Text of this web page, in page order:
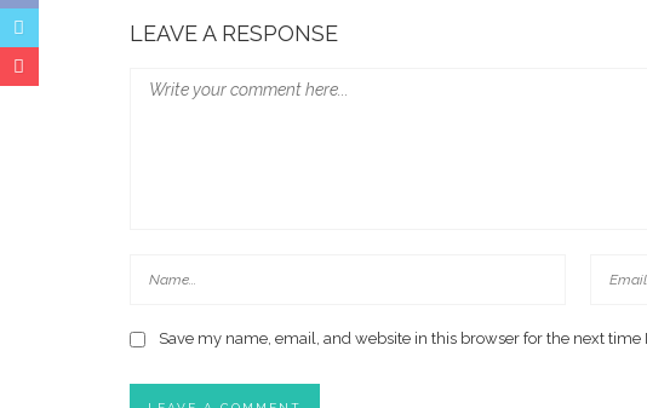
LEAVE A RESPONSE
Save my name, email, and website in this browser for the next time